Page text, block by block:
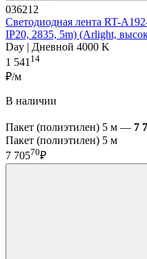
036212
Светодиодная лента RT-
IP20, 2835, 5m) (Arlight,
Day | Дневной 4000 K
1 541 14
₽/м
В наличии
Пакет (полиэтилен) 5 м — 7
Пакет (полиэтилен) 5 м
7 70570₽